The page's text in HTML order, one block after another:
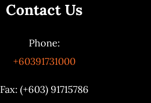
Contact Us
Phone:
+60391731000
Fax: (+603) 91715786